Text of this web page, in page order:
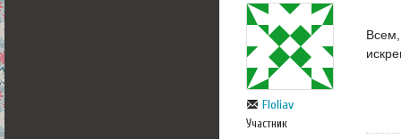
Floliav
Участник